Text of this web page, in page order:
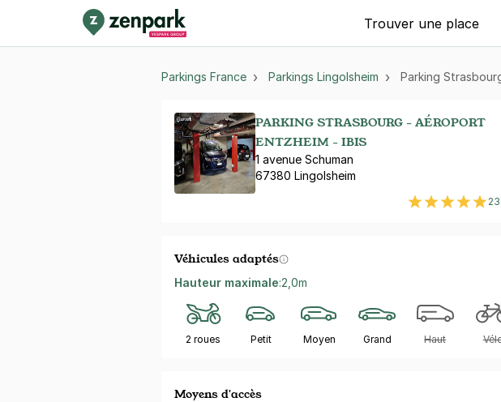
Trouver une place
Parkings France Parkings Lingolsheim Parking
PARKING STRASBOURG - AÉROPORT
ENTZHEIM - IBIS
1 avenue Schuman
67380 Lingolsheim
Véhicules adaptés
Hauteur maximale:2,0m
2 roues Petit Moyen Grand Haut
Moyens d'accès